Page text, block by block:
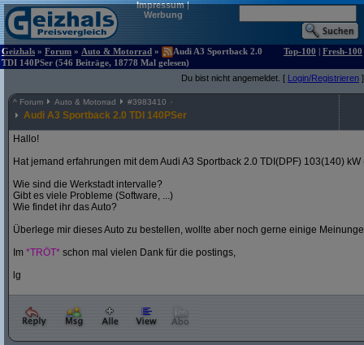
Impressum|
Werbung
Geizhals » Forum » Auto & Motorrad »
Audi A3 Sportback 2.0
TDI 140PSer (546 Beiträge, 18778 Mal gelesen)
Top-100 | Fresh-100
Du bist nicht angemeldet. [ Login/Registrieren ]
^ Forum Auto & Motorrad #3983410
Audi A3 Sportback 2.0 TDI 140PSer
Hallo!
Hat jemand erfahrungen mit dem Audi A3 Sportback 2.0 TDI(DPF) 103(140)
Wie sind die Werkstadt intervalle?
Gibt es viele Probleme (Software, ...)
Wie findet ihr das Auto?
Überlege mir dieses Auto zu bestellen, wollte aber noch gerne einige
Im *TRÖT* schon mal vielen Dank für die postings,
lg